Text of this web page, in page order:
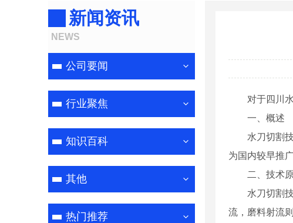
新闻资讯
NEWS
公司要闻
行业聚焦
知识百科
其他
热门推荐
对于四川
一、概述
水刀切割
为国内较早推
二、技术
水刀切割
流，磨料射流